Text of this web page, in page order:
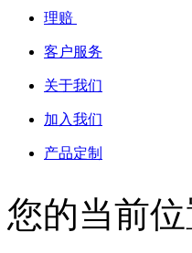
理赔
客户服务
关于我们
加入我们
产品定制
您的当前位